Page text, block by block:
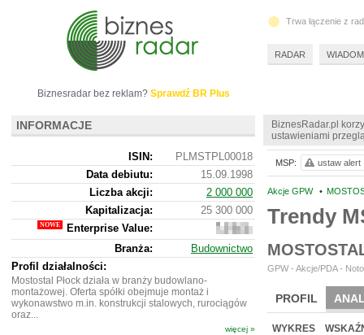
BiznesRadar.pl
ustawieniami
Akcje GPW •
Trendy
GPW - Akcje/PDA -
PROFIL
BR LAB
WYKRES
MSP: ustaw alert
Biznesradar bez reklam? Sprawdź BR Plus
INFORMACJE
ISIN:
PLMSTPL00018
Data debiutu:
15.09.1998
Liczba akcji:
2 000 000
Kapitalizacja:
25 300 000
Enterprise Value:
841
000
Branża:
Budownictwo
Profil działalności:
Mostostal Płock działa w branży budowlano-
montażowej. Oferta spółki obejmuje montaż i
wykonawstwo m.in. konstrukcji stalowych, rurociągów
oraz...
więcej »
Trwa łączenie z
RADAR